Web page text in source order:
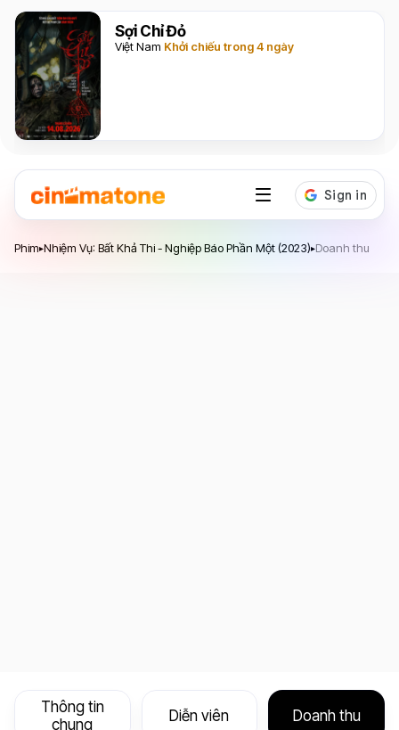
Sợi Chỉ Đỏ
Việt Nam Khởi chiếu trong 4 ngày
Phim▸Nhiệm Vụ: Bất Khả Thi - Nghiệp Báo Phần Một (2023)▸Doanh thu
Thông tin
chung
Diễn viên Doanh thu